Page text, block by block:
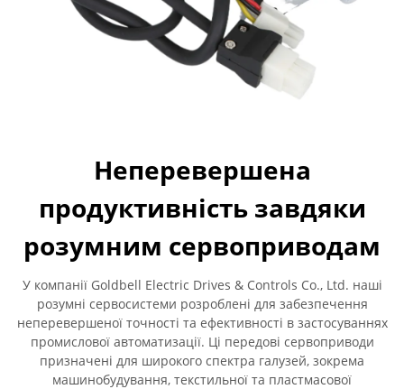
Неперевершена
продуктивність завдяки
розумним сервоприводам
У компанії Goldbell Electric Drives & Controls Co., Ltd. наші
розумні сервосистеми розроблені для забезпечення
неперевершеної точності та ефективності в застосуваннях
промислової автоматизації. Ці передові сервоприводи
призначені для широкого спектра галузей, зокрема
машинобудування, текстильної та пластмасової